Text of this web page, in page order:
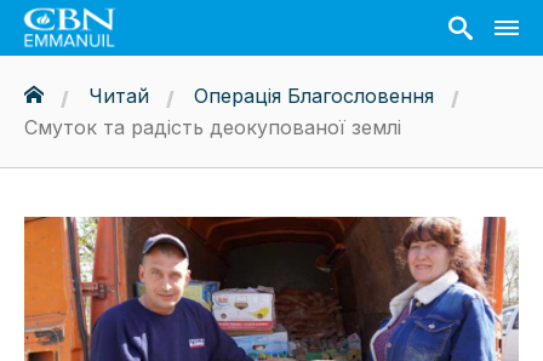
Читай
Операція Благословення
Смуток та радість деокупованої землі